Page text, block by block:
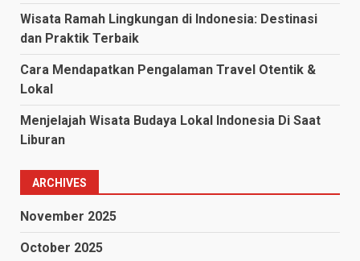
Wisata Ramah Lingkungan di Indonesia: Destinasi
dan Praktik Terbaik
Cara Mendapatkan Pengalaman Travel Otentik &
Lokal
Menjelajah Wisata Budaya Lokal Indonesia Di Saat
Liburan
ARCHIVES
November 2025
October 2025